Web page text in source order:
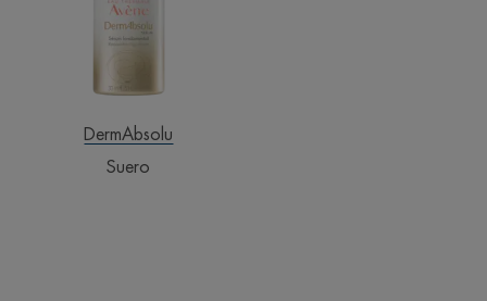
DermAbsolu
Suero